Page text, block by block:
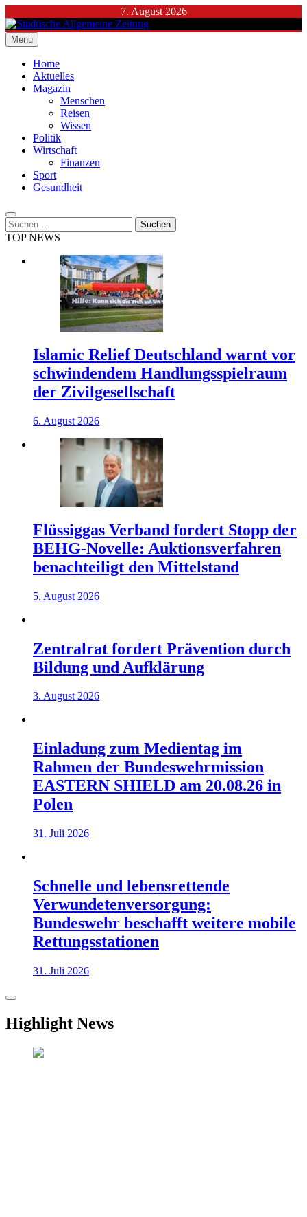
to
content
7. August 2026
Städtische Allgemeine Zeitung
Menu
Home
Aktuelles
Magazin
Menschen
Reisen
Wissen
Politik
Wirtschaft
Finanzen
Sport
Gesundheit
Suchen
nach:
TOP NEWS
Islamic Relief Deutschland warnt vor
schwindendem Handlungsspielraum
der Zivilgesellschaft
6. August 2026
Flüssiggas Verband fordert Stopp der
BEHG-Novelle: Auktionsverfahren
benachteiligt den Mittelstand
5. August 2026
Zentralrat fordert Prävention durch
Bildung und Aufklärung
3. August 2026
Einladung zum Medientag im
Rahmen der Bundeswehrmission
EASTERN SHIELD am 20.08.26 in
Polen
31. Juli 2026
Schnelle und lebensrettende
Verwundetenversorgung:
Bundeswehr beschafft weitere mobile
Rettungsstationen
31. Juli 2026
Highlight News